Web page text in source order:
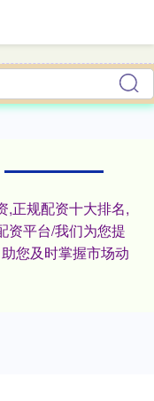
,正规配资十大排名,
资平台/我们为您提
您及时掌握市场动